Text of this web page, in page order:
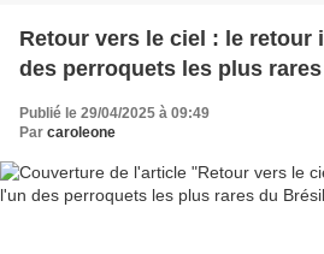
Retour vers le ciel : le retour
des perroquets les plus rares
Publié le 29/04/2025 à 09:49
Par caroleone